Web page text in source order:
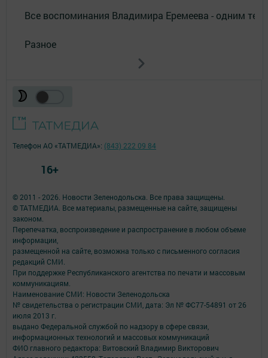
Все воспоминания Владимира Еремеева - одним
Разное
© 2011 - 2026. Новости Зеленодольска. Все права защищены.
© ТАТМЕДИА. Все материалы, размещенные на сайте, защищены
законом.
Перепечатка, воспроизведение и распространение в любом объеме
информации,
размещенной на сайте, возможна только с письменного согласия
редакций СМИ.
При поддержке Республиканского агентства по печати и массовым
коммуникациям.
Наименование СМИ: Новости Зеленодольска
№ свидетельства о регистрации СМИ, дата: Эл № ФС77-54891 от 26
июля 2013 г.
выдано Федеральной службой по надзору в сфере связи,
информационных технологий и массовых коммуникаций
ФИО главного редактора: Витовский Владимир Викторович
Телефон АО «ТАТМЕДИА»: (843) 222 09 84
16+